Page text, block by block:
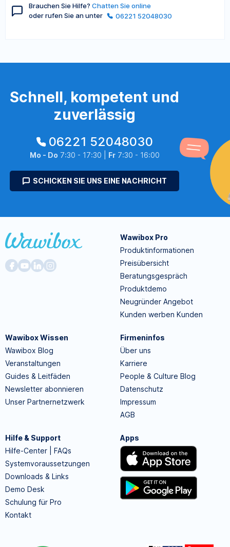
Brauchen Sie Hilfe? Chatten Sie online
oder rufen Sie an unter
06221 52048030
Schnell, kompetent und
zuverlässig
06221 52048030
Mo - Do 7:30 - 17:30 | Fr7:30 - 16:00
SCHICKEN SIE UNS EINE NACHRICHT
Wawibox Pro
Produktinformationen
Preisübersicht
Beratungsgespräch
Produktdemo
Neugründer Angebot
Kunden werben Kunden
Wawibox Wissen
Wawibox Blog
Veranstaltungen
Guides & Leitfäden
Newsletter abonnieren
Unser Partnernetzwerk
Firmeninfos
Über uns
Karriere
People & Culture Blog
Datenschutz
Impressum
AGB
Hilfe & Support
Hilfe-Center | FAQs
Systemvoraussetzungen
Downloads & Links
Demo Desk
Schulung für Pro
Kontakt
Apps